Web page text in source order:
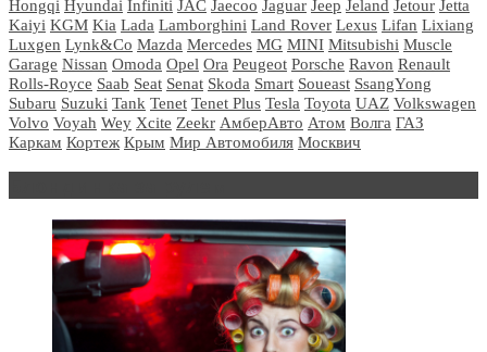
Hongqi Hyundai Infiniti JAC Jaecoo Jaguar Jeep Jeland Jetour Jetta
Kaiyi KGM Kia Lada Lamborghini Land Rover Lexus Lifan Lixiang
Luxgen Lynk&Co Mazda Mercedes MG MINI Mitsubishi Muscle
Garage Nissan Omoda Opel Ora Peugeot Porsche Ravon Renault
Rolls-Royce Saab Seat Senat Skoda Smart Soueast SsangYong
Subaru Suzuki Tank Tenet Tenet Plus Tesla Toyota UAZ Volkswagen
Volvo Voyah Wey Xcite Zeekr АмберАвто Атом Волга ГАЗ
Каркам Кортеж Крым Мир Автомобиля Москвич